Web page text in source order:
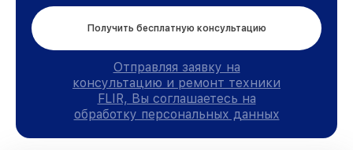
Получить бесплатную консультацию
Отправляя заявку на
консультацию и ремонт техники
FLIR, Вы соглашаетесь на
обработку персональных данных